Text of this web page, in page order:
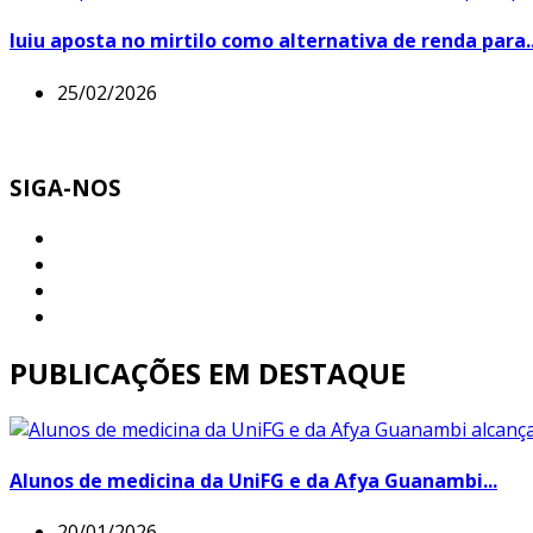
Iuiu aposta no mirtilo como alternativa de renda
25/02/2026
SIGA-NOS
PUBLICAÇÕES EM DESTAQUE
Alunos de medicina da UniFG e da Afya Guanambi...